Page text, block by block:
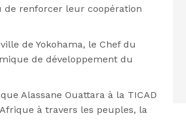
de renforcer leur coopération
de Yokohama, le Chef du
de développement du
Alassane Ouattara à la TICAD
à travers les peuples, la